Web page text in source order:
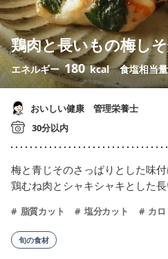
鶏肉と長いもの梅し
エネルギー180 kcal 食塩相当
おいしい健康 管理栄養士
30分以内
梅と青じそのさっぱりとした味
鶏むね肉とシャキシャキとした長
脂質カット 塩分カット カ
旬の食材